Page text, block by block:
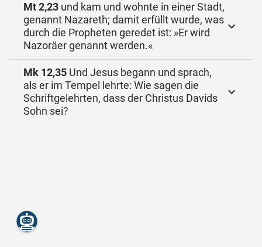
Mt 2,23 und kam und wohnte in einer Stadt,
genannt Nazareth; damit erfüllt wurde, was
durch die Propheten geredet ist: »Er wird
Nazoräer genannt werden.«
Mk 12,35 Und Jesus begann und sprach,
als er im Tempel lehrte: Wie sagen die
Schriftgelehrten, dass der Christus Davids
Sohn sei?